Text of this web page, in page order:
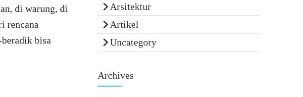
di warung, di
rencana
bisa
Arsitektur
Artikel
Uncategory
Archives